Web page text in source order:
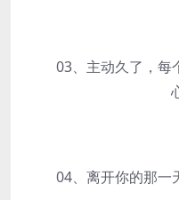
03、主动久了，每
04、离开你的那一天